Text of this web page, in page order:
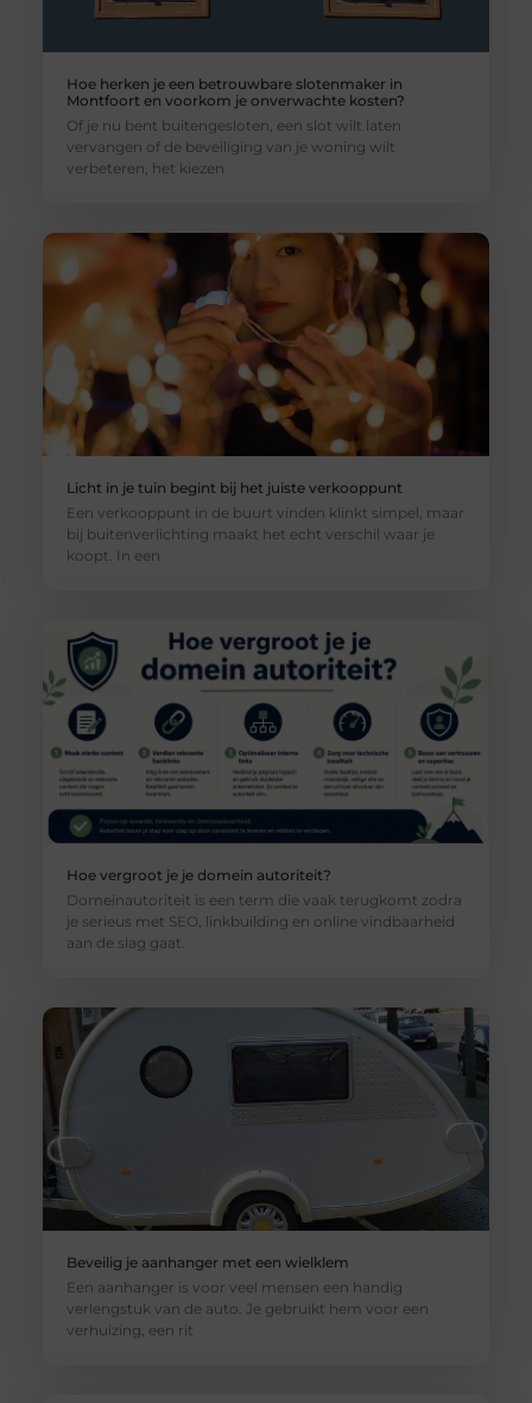
Hoe herken je een betrouwbare slotenmaker in
Montfoort en voorkom je onverwachte kosten?
Of je nu bent buitengesloten, een slot wilt laten
vervangen of de beveiliging van je woning wilt
verbeteren, het kiezen
Licht in je tuin begint bij het juiste verkooppunt
Een verkooppunt in de buurt vinden klinkt simpel, maar
bij buitenverlichting maakt het echt verschil waar je
koopt. In een
Hoe vergroot je je domein autoriteit?
Domeinautoriteit is een term die vaak terugkomt zodra
je serieus met SEO, linkbuilding en online vindbaarheid
aan de slag gaat.
Beveilig je aanhanger met een wielklem
Een aanhanger is voor veel mensen een handig
verlengstuk van de auto. Je gebruikt hem voor een
verhuizing, een rit